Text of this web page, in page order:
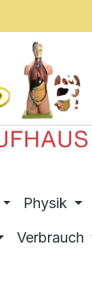
Physik
Verbrauch